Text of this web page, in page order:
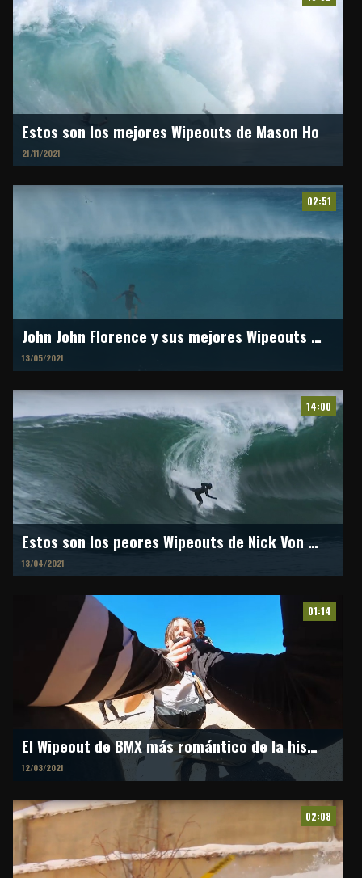
Estos son los mejores Wipeouts de Mason Ho
21/11/2021
02:51
John John Florence y sus mejores Wipeouts en "The Ones That Got Away"
13/05/2021
14:00
Estos son los peores Wipeouts de Nick Von Rupp en los últimos 10 años
13/04/2021
01:14
El Wipeout de BMX más romántico de la historia
12/03/2021
02:08